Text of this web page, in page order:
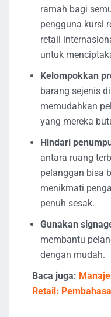
ramah bagi
pengguna kursi
retail
untuk
Kelompokkan
barang sejenis
memudahkan
yang mereka
Hindari
antara ruang
pelanggan bisa
menikmati
penuh sesak.
Gunakan
membantu
dengan mudah.
Baca juga:
Retail: